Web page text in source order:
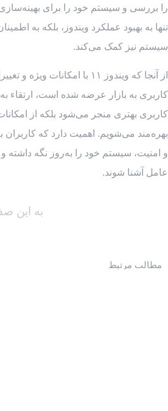
را بررسی و سیستم خود را برای بهینه‌سازی
تنها به بهبود عملکرد ویندوز، بلکه به
سیستم نیز کمک می‌کند.
از آنجا که ویندوز ۱۱ با
کاربری به بازار عرضه شده است، ارتقاء به
کاربری بهتری منجر می‌شود بلکه از
بهره‌مند می‌شویم. اهمیت دارد که کاربران
و امنیت، سیستم خود را به‌روز نگه داشته
عامل آشنا شوند.
به این
مطالب مرتبط